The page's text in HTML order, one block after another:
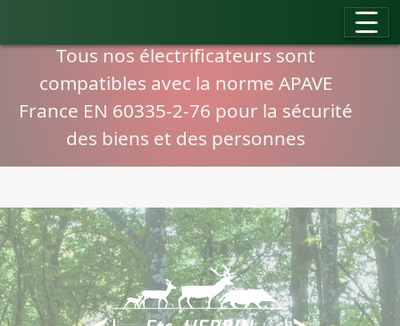
Tous nos électrificateurs sont
compatibles avec la norme APAVE
France EN 60335-2-76 pour la sécurité
des biens et des personnes